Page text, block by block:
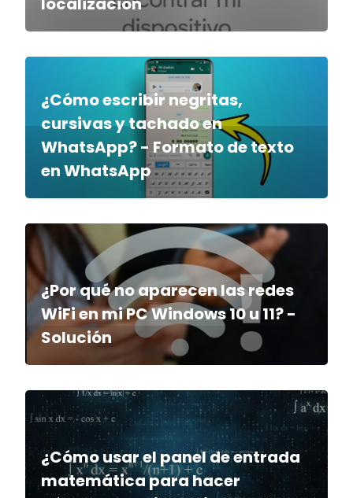
¿Cómo escribir negritas,
cursivas y tachado en
WhatsApp? - Formato de texto
en WhatsApp
¿Por qué no aparecen las redes
WiFi en mi PC Windows 10 u 11? -
Solución
¿Cómo usar el panel de entrada
matemática para hacer